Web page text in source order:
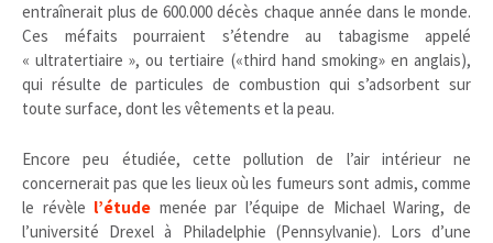
entraînerait plus de 600.000 décès chaque année dans le monde.
Ces méfaits pourraient s’étendre au tabagisme appelé
« ultratertiaire », ou tertiaire («third hand smoking» en anglais),
qui résulte de particules de combustion qui s’adsorbent sur
toute surface, dont les vêtements et la peau.
Encore peu étudiée, cette pollution de l’air intérieur ne
concernerait pas que les lieux où les fumeurs sont admis, comme
le révèle l’étude menée par l’équipe de Michael Waring, de
l’université Drexel à Philadelphie (Pennsylvanie). Lors d’une